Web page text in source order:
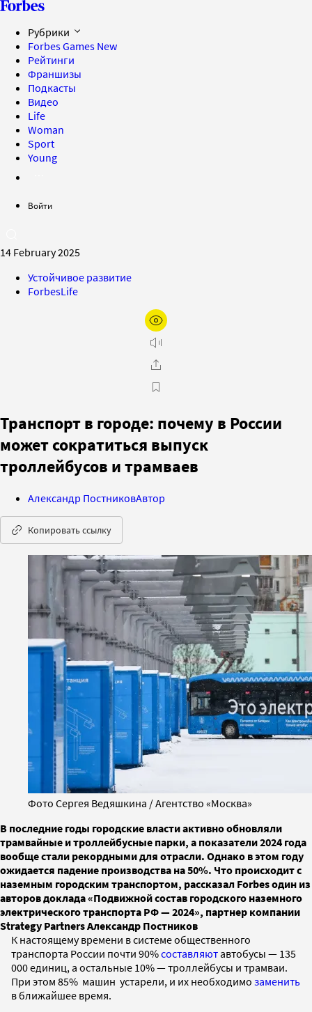
Рубрики
Forbes Games New
Рейтинги
Франшизы
Подкасты
Видео
Life
Woman
Sport
Young
Войти
14 February 2025
Устойчивое развитие
ForbesLife
Транспорт в городе: почему в России
может сократиться выпуск
троллейбусов и трамваев
Александр ПостниковАвтор
Копировать ссылку
Фото Сергея Ведяшкина / Агентство «Москва»
В последние годы городские власти активно обновляли
трамвайные и троллейбусные парки, а показатели 2024 года
вообще стали рекордными для отрасли. Однако в этом году
ожидается падение производства на 50%. Что происходит с
наземным городским транспортом, рассказал Forbes один из
авторов доклада «Подвижной состав городского наземного
электрического транспорта РФ — 2024», партнер компании
Strategy Partners Александр Постников
К настоящему времени в системе общественного
транспорта России почти 90%составляютавтобусы — 135
000 единиц, а остальные 10% — троллейбусы и трамваи.
При этом 85% машин устарели, и их необходимо заменить
в ближайшее время.